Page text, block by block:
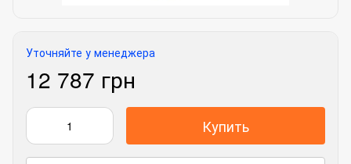
Уточняйте у менеджера
12 787 грн
Купить